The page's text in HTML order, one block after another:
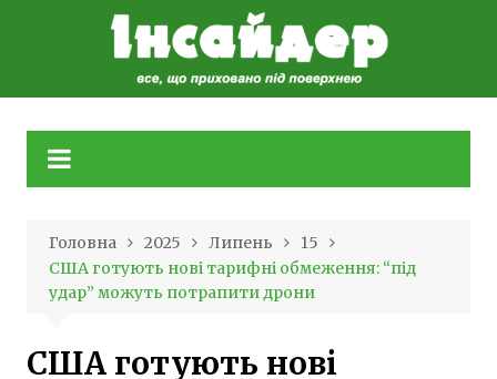
Головна 2025 Липень
15
США готують нові тарифні обмеження: “під
удар” можуть потрапити дрони
США готують нові